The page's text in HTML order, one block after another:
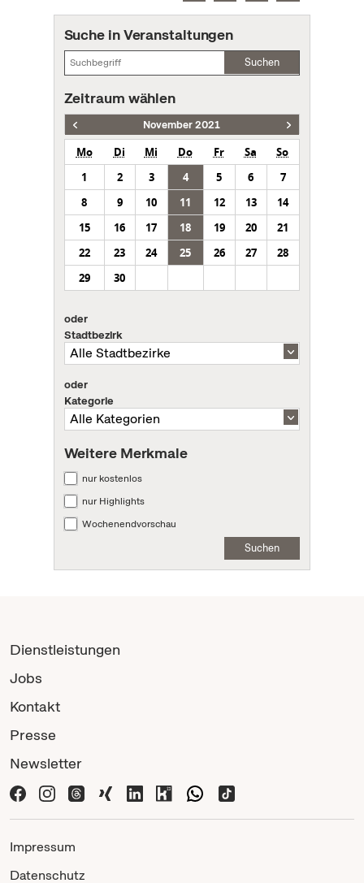
Suche in Veranstaltungen
Suchen
Zeitraum wählen
November 2021
Mo Di Mi Do Fr Sa
So
1
2 3 4 5 6
7
8
9 10 11 12 13
14
15
16 17 18 19 20
21
22
23 24 25 26 27
28
29
30
oder
Stadtbezirk
oder
Kategorie
Weitere Merkmale
nur kostenlos
nur Highlights
Wochenendvorschau
Suchen
Dienstleistungen
Jobs
Kontakt
Presse
Newsletter
Impressum
Datenschutz